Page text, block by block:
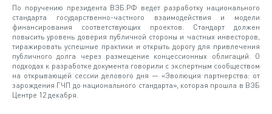
По поручению президента ВЭБ.РФ ведет разработку национального
стандарта государственно-частного взаимодействия и модели
финансирования соответствующих проектов. Стандарт должен
повысить уровень доверия публичной стороны и частных инвесторов,
тиражировать успешные практики и открыть дорогу для привлечения
публичного долга через размещение концессионных облигаций. О
подходах к разработке документа говорили с экспертным сообществом
на открывающей сессии делового дня — «Эволюция партнерства: от
зарождения ГЧП до национального стандарта», которая прошла в ВЭБ
Центре 12 декабря.